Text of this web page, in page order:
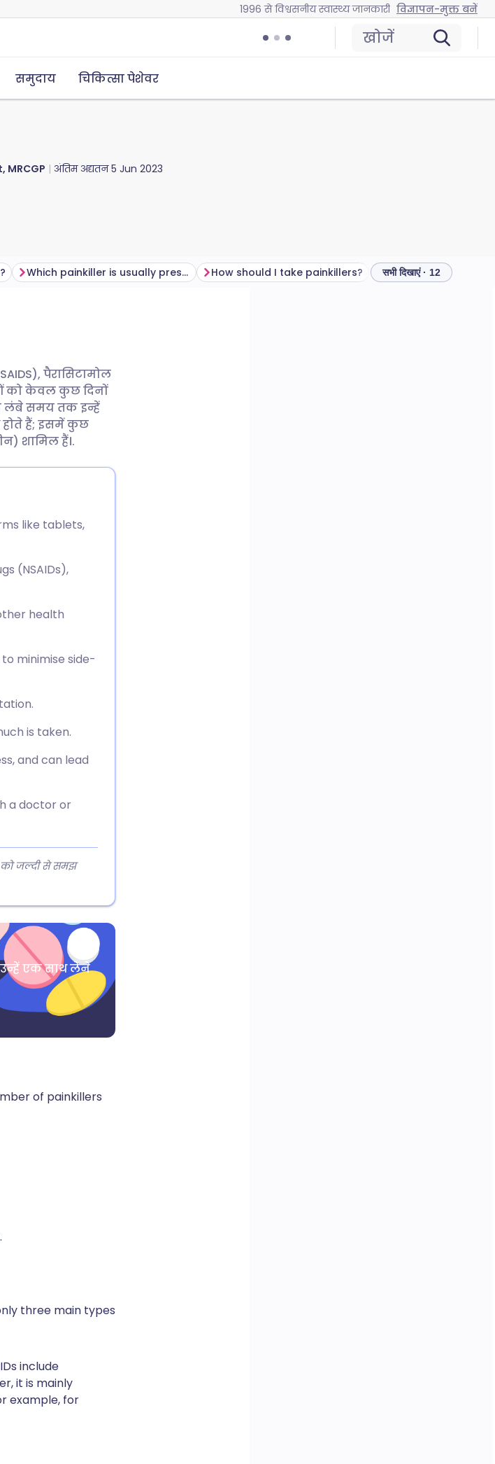
1996 से विश्वसनीय स्वास्थ्य जानकारी विज्ञापन-मुक्त बनें
खोजें
समुदाय चिकित्सा पेशेवर
MRCGP अंतिम अद्यतन5 Jun 2023
Which painkiller is usually prescribed? How should I take painkillers? सभी दिखाएं · 12
पैरासिटामोल
को केवल कुछ दिनों
लंबे समय तक इन्हें
होते हैं; इसमें कुछ
शामिल हैं।.
like tablets,
(NSAIDs),
health
minimise side-
is taken.
and can lead
a doctor or
को जल्दी से समझ
उन्हें एक साथ लेने
of painkillers
three main types
include
it is mainly
example, for